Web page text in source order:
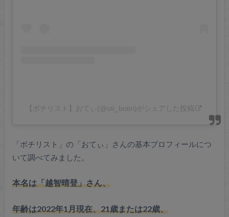
【ボチリスト】おてぃ(@oti_botiri)がシェアした投稿
「ボチリスト」の「おてぃ」さんの基本プロフィールにつ
いて調べてみました。
本名は「越智晴登」さん、
年齢は2022年1月現在、21歳または22歳、